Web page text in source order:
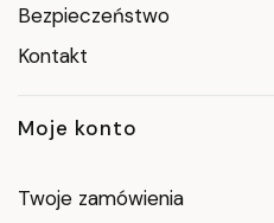
Bezpieczeństwo
Kontakt
Moje konto
Twoje zamówienia